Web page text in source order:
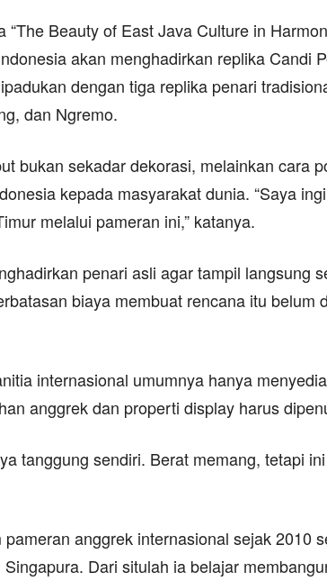
“The Beauty of East Java Culture in
akan menghadirkan replika Candi
dengan tiga replika penari
dan Ngremo.
bukan sekadar dekorasi, melainkan cara
kepada masyarakat dunia. “Saya
melalui pameran ini,” katanya.
penari asli agar tampil langsung
biaya membuat rencana itu belum
internasional umumnya hanya
anggrek dan properti display harus
tanggung sendiri. Berat memang, tetapi
anggrek internasional sejak 2010
Dari situlah ia belajar